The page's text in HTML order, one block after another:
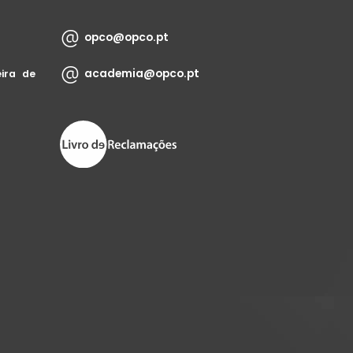
de
opco@opco.pt
academia@opco.pt